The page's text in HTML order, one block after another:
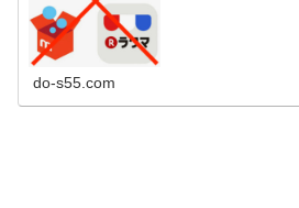
do-s55.com